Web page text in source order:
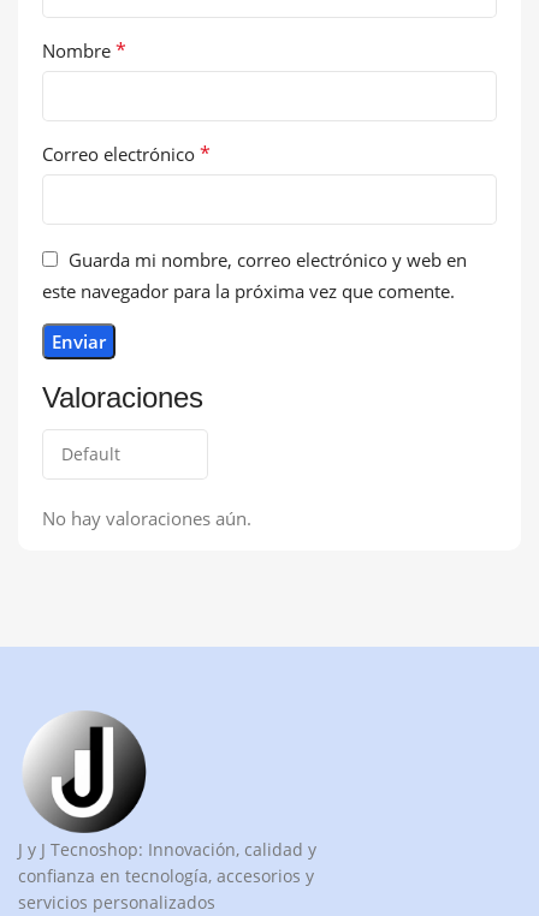
Valoraciones
No hay valoraciones aún.
Nombre *
Correo electrónico *
Guarda mi nombre, correo electrónico y web en
este navegador para la próxima vez que comente.
J y J Tecnoshop: Innovación, calidad y
confianza en tecnología, accesorios y
servicios personalizados